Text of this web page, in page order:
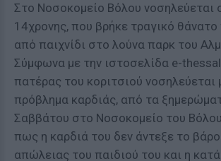
Στο Νοσοκομείο Βόλου νοσηλεύεται
14χρονης, που βρήκε τραγικό
από παιχνίδι στο λούνα παρκ του
Σύμφωνα με την ιστοσελίδα e-
πατέρας του κοριτσιού
πρόβλημα καρδιάς, από τα
Σαββάτου στο Νοσοκομείο του
πως η καρδιά του δεν άντεξε το
απώλειας του παιδιού του και η